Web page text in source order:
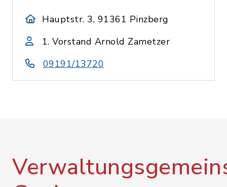
Hauptstr. 3, 91361 Pinzberg
1. Vorstand Arnold Zametzer
09191/13720